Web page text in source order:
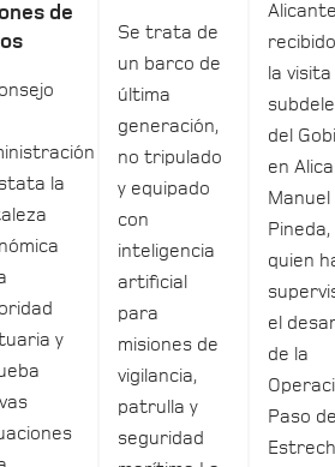
de
la
y
Se trata de
un barco de
última
generación,
no tripulado
y equipado
con
inteligencia
artificial
para
misiones de
vigilancia,
patrulla y
seguridad
la
del
en
Manuel
Pineda,
quien
el
de la
Paso